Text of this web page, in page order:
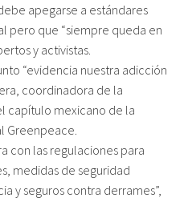
apegarse a estándares
pero que “siempre queda en
y activistas.
“evidencia nuestra adicción
coordinadora de la
capítulo mexicano de la
Greenpeace.
con las regulaciones para
medidas de seguridad
y seguros contra derrames”,